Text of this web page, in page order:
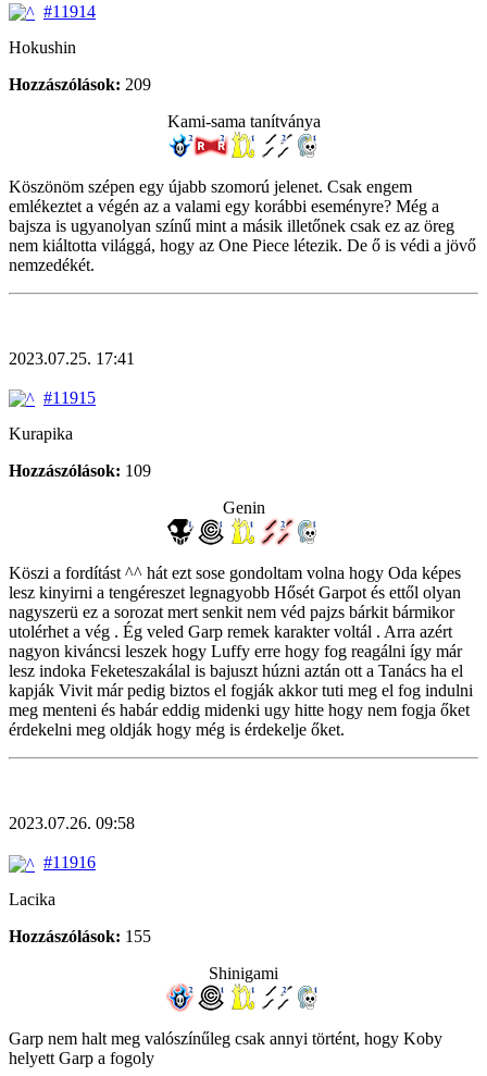
#11914
Hokushin
Hozzászólások: 209
Kami-sama tanítványa
Köszönöm szépen egy újabb szomorú jelenet. Csak engem
emlékeztet a végén az a valami egy korábbi eseményre? Még a
bajsza is ugyanolyan színű mint a másik illetőnek csak ez az öreg
nem kiáltotta világgá, hogy az One Piece létezik. De ő is védi a jövő
nemzedékét.
2023.07.25. 17:41
#11915
Kurapika
Hozzászólások: 109
Genin
Köszi a fordítást ^^ hát ezt sose gondoltam volna hogy Oda képes
lesz kinyirni a tengéreszet legnagyobb Hősét Garpot és ettől olyan
nagyszerü ez a sorozat mert senkit nem véd pajzs bárkit bármikor
utolérhet a vég . Ég veled Garp remek karakter voltál . Arra azért
nagyon kiváncsi leszek hogy Luffy erre hogy fog reagálni így már
lesz indoka Feketeszakálal is bajuszt húzni aztán ott a Tanács ha el
kapják Vivit már pedig biztos el fogják akkor tuti meg el fog indulni
meg menteni és habár eddig midenki ugy hitte hogy nem fogja őket
érdekelni meg oldják hogy még is érdekelje őket.
2023.07.26. 09:58
#11916
Lacika
Hozzászólások: 155
Shinigami
Garp nem halt meg valószínűleg csak annyi történt, hogy Koby
helyett Garp a fogoly